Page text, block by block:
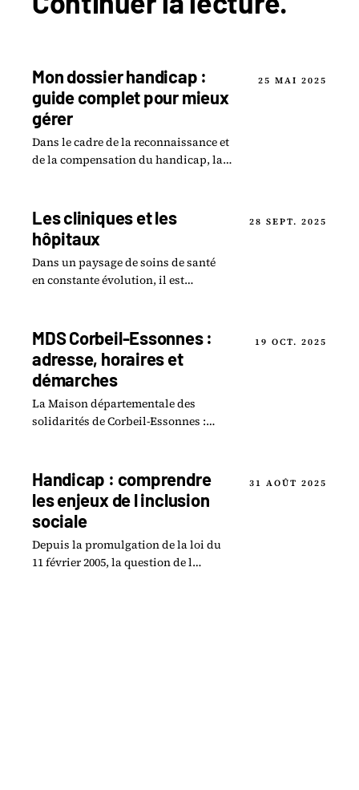
Mon dossier handicap :
guide complet pour mieux
gérer
Dans le cadre de la reconnaissance et
de la compensation du handicap, la
Personnes.
25 MAI 2025
Les cliniques et les
hôpitaux
Dans un paysage de soins de santé
en constante évolution, il est
s offrent.
28 SEPT. 2025
MDS Corbeil-Essonnes :
adresse, horaires et
démarches
La Maison départementale des
solidarités de Corbeil-Essonnes :
possibles.
19 OCT. 2025
Handicap : comprendre
les enjeux de l inclusion
sociale
Depuis la promulgation de la loi du
11 février 2005, la question de l
31 AOÛT 2025